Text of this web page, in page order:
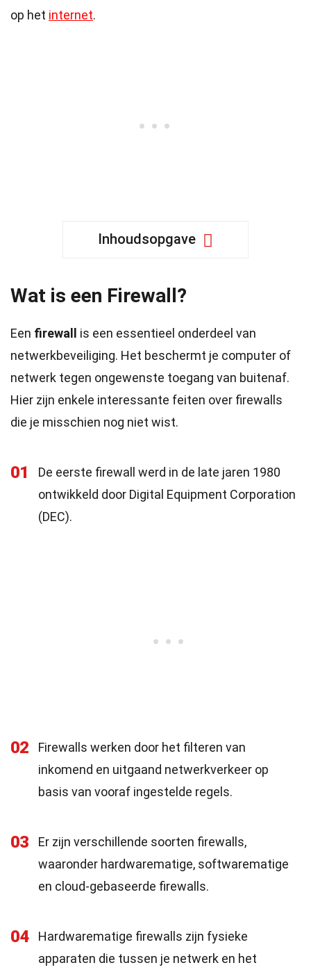
op het internet.
Inhoudsopgave
Wat is een Firewall?
Een firewall
is een essentieel onderdeel van
netwerkbeveiliging. Het beschermt je computer of
netwerk tegen ongewenste toegang van buitenaf.
Hier zijn enkele interessante feiten over firewalls
die je misschien nog niet wist.
01
De eerste firewall werd in de late jaren 1980
ontwikkeld door Digital Equipment Corporation
(DEC).
02
Firewalls werken door het filteren van
inkomend en uitgaand netwerkverkeer op
basis van vooraf ingestelde regels.
03
Er zijn verschillende soorten firewalls,
waaronder hardwarematige, softwarematige
en cloud-gebaseerde firewalls.
04
Hardwarematige firewalls zijn fysieke
apparaten die tussen je netwerk en het